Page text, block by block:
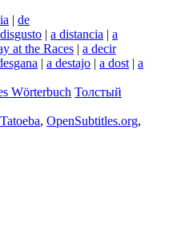
| de
| a distancia | a
at the Races | a decir
| a destajo | a dost | a
Wörterbuch Толстый
Tatoeba, OpenSubtitles.org,